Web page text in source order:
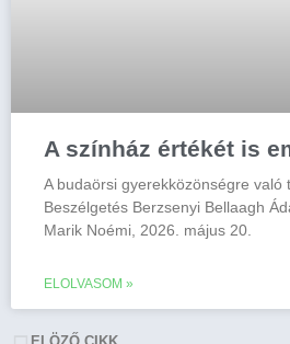
A színház értékét is
A budaörsi gyerekközönségre való
Beszélgetés Berzsenyi Bellaagh
Marik Noémi, 2026. május 20.
ELOLVASOM »